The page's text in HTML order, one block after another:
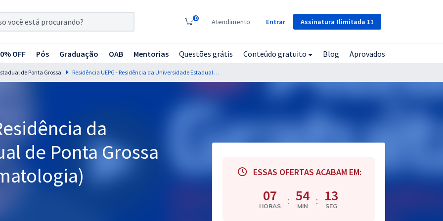
Assinatura Ilimitada 11
0 Atendimento Entrar
OFF Pós Graduação OAB Mentorias Questões grátis Conteúdo gratuito Blog Aprovados
de Ponta Grossa Residência UEPG - Residência da Universidade Estadual de Ponta Grossa - Odontologia (Estomatologia)
da
de Ponta Grossa
ESSAS OFERTAS ACABAM EM:
07
HORAS : 54
MIN : 12
SEG